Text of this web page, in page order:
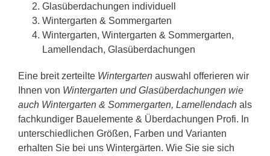
Glasüberdachungen individuell
Wintergarten & Sommergarten
Wintergarten, Wintergarten & Sommergarten,
Lamellendach, Glasüberdachungen
Eine breit zerteilte Wintergarten auswahl offerieren wir
Ihnen von Wintergarten und Glasüberdachungen wie
auch Wintergarten & Sommergarten, Lamellendach als
fachkundiger Bauelemente & Überdachungen Profi. In
unterschiedlichen Größen, Farben und Varianten
erhalten Sie bei uns Wintergärten. Wie Sie sie sich